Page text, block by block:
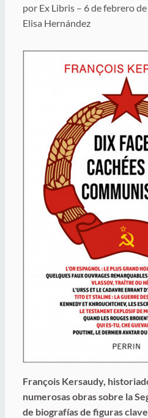
por Ex Libris – 6 de febrero
Elisa Hernández
François Kersaudy,
numerosas obras sobre la
de biografías de figuras